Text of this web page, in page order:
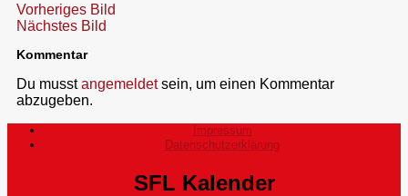
Vorheriges Bild
Nächstes Bild
Kommentar
Du musstangemeldetsein, um einen Kommentar
abzugeben.
Impressum
Datenschutzerklärung
SFL Kalender